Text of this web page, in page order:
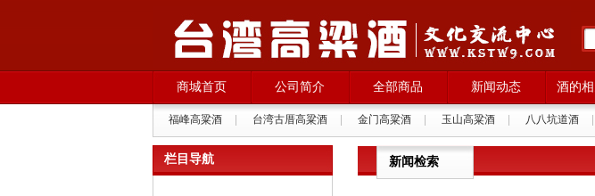
商城首页 公司简介 全部商品 新闻动态 酒的
福峰高粱酒 台湾古厝高粱酒 金门高粱酒 玉山高粱酒 八八坑道酒
西班牙格拉纳葡萄酒
|
栏目导航 新闻检索